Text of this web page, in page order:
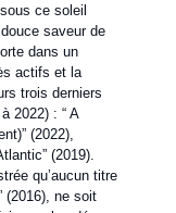
ce soleil
saveur de
dans un
actifs et la
trois derniers
2022) : “ A
(2022),
(2019).
qu’aucun titre
(2016), ne soit